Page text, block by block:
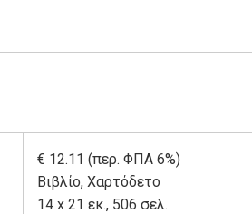
€ 12.11 (περ. ΦΠΑ 6%)
Βιβλίο, Χαρτόδετο
14 x 21 εκ., 506 σελ.